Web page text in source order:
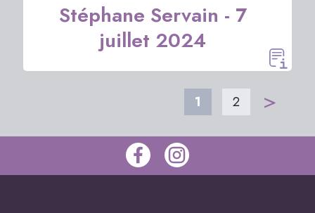
Stéphane Servain - 7
juillet 2024
1 2 >